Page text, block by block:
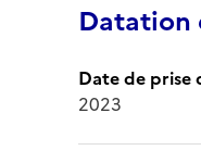
Datation
Date de prise
2023